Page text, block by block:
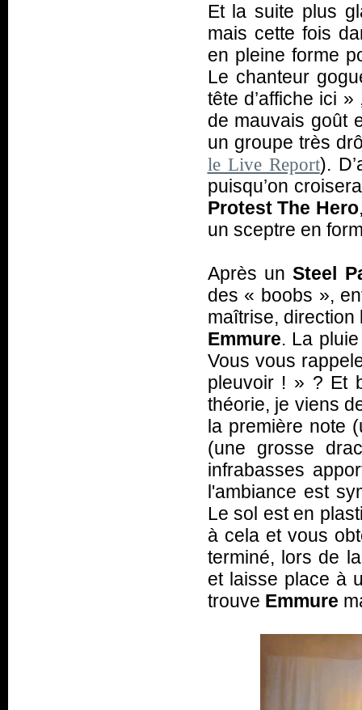
Et la suite plus
mais cette fois
en pleine forme
Le chanteur
tête d’affiche ici »
de mauvais goût
un groupe très
le Live Report).
puisqu’on
Protest The Hero
un sceptre en
Après unSteel
des « boobs »,
maîtrise,
Emmure. La
Vous vous
pleuvoir ! » ? Et
théorie, je viens
la première note
(une grosse
infrabasses
l'ambiance est
Le sol est en
à cela et vous
terminé, lors de
et laisse place à
trouve Emmure